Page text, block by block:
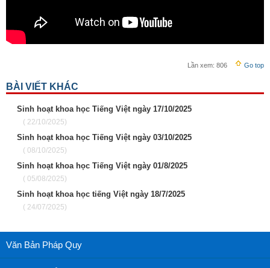
Lần xem: 806 Go top
BÀI VIẾT KHÁC
Sinh hoạt khoa học Tiếng Việt ngày 17/10/2025
( 22/10/2025)
Sinh hoạt khoa học Tiếng Việt ngày 03/10/2025
( 08/10/2025)
Sinh hoạt khoa học Tiếng Việt ngày 01/8/2025
( 05/08/2025)
Sinh hoạt khoa học tiếng Việt ngày 18/7/2025
( 24/07/2025)
Văn Bản Pháp Quy